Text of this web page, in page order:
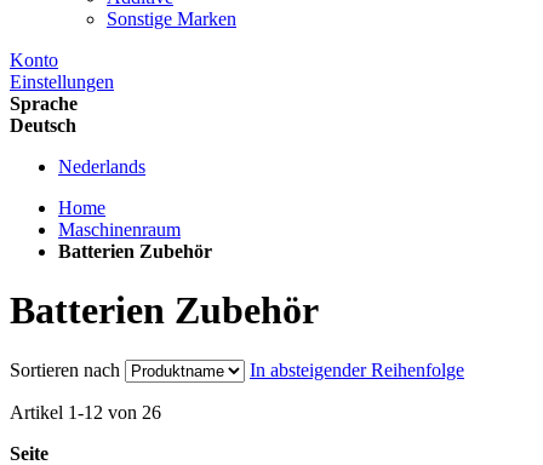
Sonstige Marken
Konto
Einstellungen
Sprache
Deutsch
Nederlands
Home
Maschinenraum
Batterien Zubehör
Batterien Zubehör
Sortieren nach In absteigender Reihenfolge
Artikel 1-12 von 26
Seite